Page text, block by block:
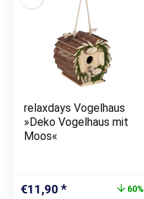
relaxdays Vogelhaus
»Deko Vogelhaus mit
Moos«
Ursprünglicher
€11,90
Aktueller
60%